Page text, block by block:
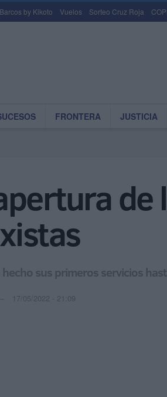
by Kikoto Vuelos Sorteo Cruz Roja
FRONTERA JUSTICIA
de
sus primeros servicios
17/05/2022 - 21:09